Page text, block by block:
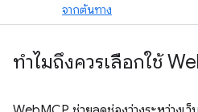
จากต้นทาง
ทำไมถึงควรเลือกใช้